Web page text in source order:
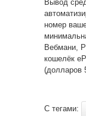
Вывод
номер
Вебмани,
кошелёк
(долларов
С тегами: